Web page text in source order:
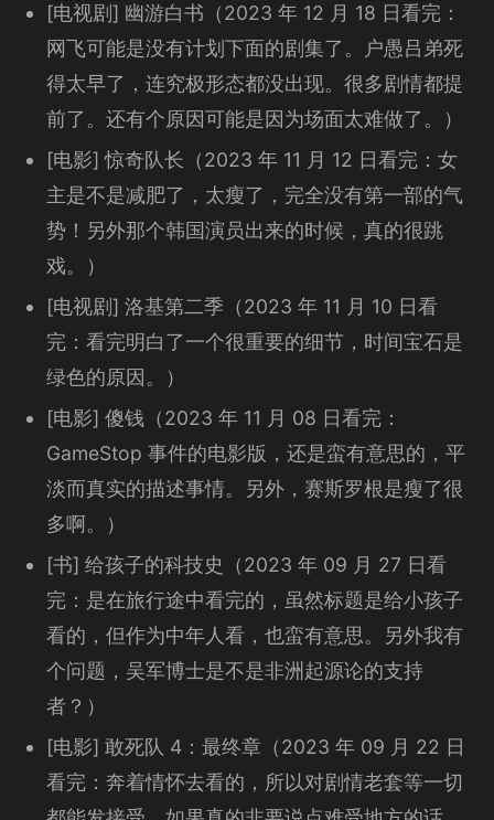
[电视剧] 幽游白书（2023 年 12 月 18 日看完：
网飞可能是没有计划下面的剧集了。户愚吕弟死
得太早了，连究极形态都没出现。很多剧情都提
前了。还有个原因可能是因为场面太难做了。）
[电影] 惊奇队长（2023 年 11 月 12 日看完：女
主是不是减肥了，太瘦了，完全没有第一部的气
势！另外那个韩国演员出来的时候，真的很跳
戏。）
[电视剧] 洛基第二季（2023 年 11 月 10 日看
完：看完明白了一个很重要的细节，时间宝石是
绿色的原因。）
[电影] 傻钱（2023 年 11 月 08 日看完：
GameStop 事件的电影版，还是蛮有意思的，平
淡而真实的描述事情。另外，赛斯罗根是瘦了很
多啊。）
[书] 给孩子的科技史（2023 年 09 月 27 日看
完：是在旅行途中看完的，虽然标题是给小孩子
看的，但作为中年人看，也蛮有意思。另外我有
个问题，吴军博士是不是非洲起源论的支持
者？）
[电影] 敢死队 4：最终章（2023 年 09 月 22 日
看完：奔着情怀去看的，所以对剧情老套等一切